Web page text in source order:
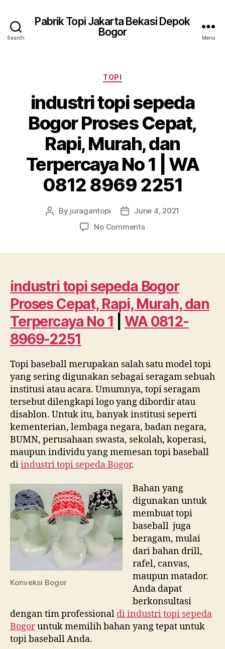
Search
Pabrik Topi Jakarta Bekasi Depok
Bogor
Menu
Categories
TOPI
industri topi sepeda
Bogor Proses Cepat,
Rapi, Murah, dan
Terpercaya No 1 | WA
0812 8969 2251
Post
By juragantopi
PostJune 4, 2021
No Commentson
Proses
Cepat,
Rapi,
Murah,
dan
|
WA
0812
8969
2251
industri topi sepeda Bogor
Proses Cepat, Rapi, Murah, dan
Terpercaya No 1 |WA 0812-
8969-2251
Topi baseball merupakan salah satu model topi
yang sering digunakan sebagai seragam sebuah
institusi atau acara. Umumnya, topi seragam
tersebut dilengkapi logo yang dibordir atau
disablon. Untuk itu, banyak institusi seperti
kementerian, lembaga negara, badan negara,
BUMN, perusahaan swasta, sekolah, koperasi,
maupun individu yang memesan topi baseball
diindustri topi sepeda Bogor.
Konveksi Bogor
Bahan yang
digunakan untuk
membuat topi
baseball juga
beragam, mulai
dari bahan drill,
rafel, canvas,
maupun matador.
Anda dapat
berkonsultasi
dengan tim professional diindustri topi sepeda
Bogoruntuk memilih bahan yang tepat untuk
topi baseball Anda.